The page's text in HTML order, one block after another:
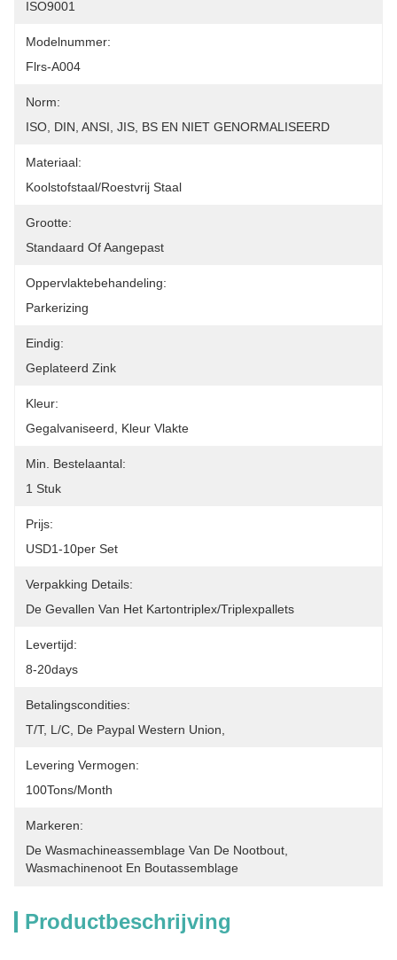
ISO9001
Modelnummer:
Flrs-A004
Norm:
ISO, DIN, ANSI, JIS, BS EN NIET GENORMALISEERD
Materiaal:
Koolstofstaal/Roestvrij Staal
Grootte:
Standaard Of Aangepast
Oppervlaktebehandeling:
Parkerizing
Eindig:
Geplateerd Zink
Kleur:
Gegalvaniseerd, Kleur Vlakte
Min. Bestelaantal:
1 Stuk
Prijs:
USD1-10per Set
Verpakking Details:
De Gevallen Van Het Kartontriplex/triplexpallets
Levertijd:
8-20days
Betalingscondities:
T/T, L/C, De Paypal Western Union,
Levering Vermogen:
100Tons/Month
Markeren:
De Wasmachineassemblage Van De Nootbout
Wasmachinenoot En Boutassemblage
Productbeschrijving